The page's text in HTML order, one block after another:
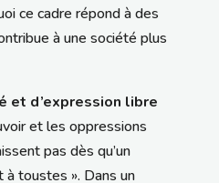
ce cadre répond à des
à une société plus
et d’expression libre
et les oppressions
pas dès qu’un
toustes ». Dans un